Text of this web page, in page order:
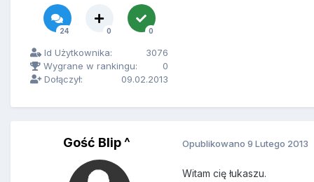
24 0 0
Id Użytkownika:
3076
Wygrane w rankingu:
0
Dołączył:
09.02.2013
Gość Blip ^ Opublikowano 9 Lutego 2013
Witam cię łukaszu.